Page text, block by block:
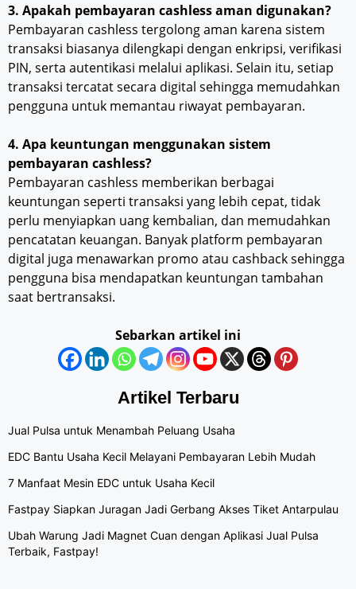
3. Apakah pembayaran cashless aman digunakan?
Pembayaran cashless tergolong aman karena sistem
transaksi biasanya dilengkapi dengan enkripsi, verifikasi
PIN, serta autentikasi melalui aplikasi. Selain itu, setiap
transaksi tercatat secara digital sehingga memudahkan
pengguna untuk memantau riwayat pembayaran.
4. Apa keuntungan menggunakan sistem
pembayaran cashless?
Pembayaran cashless memberikan berbagai
keuntungan seperti transaksi yang lebih cepat, tidak
perlu menyiapkan uang kembalian, dan memudahkan
pencatatan keuangan. Banyak platform pembayaran
digital juga menawarkan promo atau cashback sehingga
pengguna bisa mendapatkan keuntungan tambahan
saat bertransaksi.
Sebarkan artikel ini
Artikel Terbaru
Jual Pulsa untuk Menambah Peluang Usaha
EDC Bantu Usaha Kecil Melayani Pembayaran Lebih Mudah
7 Manfaat Mesin EDC untuk Usaha Kecil
Fastpay Siapkan Juragan Jadi Gerbang Akses Tiket Antarpulau
Ubah Warung Jadi Magnet Cuan dengan Aplikasi Jual Pulsa
Terbaik, Fastpay!